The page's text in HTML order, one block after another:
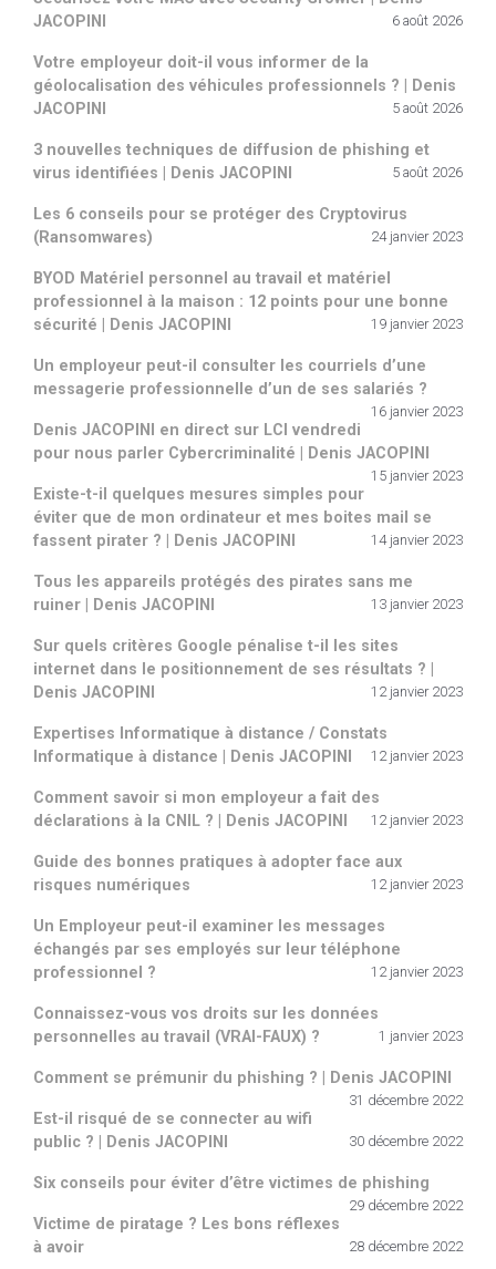
JACOPINI
6 août 2026
Votre employeur doit-il vous informer de la
géolocalisation des véhicules professionnels ? | Denis
JACOPINI
5 août 2026
3 nouvelles techniques de diffusion de phishing et
virus identifiées | Denis JACOPINI
5 août 2026
Les 6 conseils pour se protéger des Cryptovirus
(Ransomwares)
24 janvier 2023
BYOD Matériel personnel au travail et matériel
professionnel à la maison : 12 points pour une bonne
sécurité | Denis JACOPINI
19 janvier 2023
Un employeur peut-il consulter les courriels d’une
messagerie professionnelle d’un de ses salariés ?
16 janvier 2023
Denis JACOPINI en direct sur LCI vendredi
pour nous parler Cybercriminalité | Denis JACOPINI
15 janvier 2023
Existe-t-il quelques mesures simples pour
éviter que de mon ordinateur et mes boites mail se
fassent pirater ? | Denis JACOPINI
14 janvier 2023
Tous les appareils protégés des pirates sans me
ruiner | Denis JACOPINI
13 janvier 2023
Sur quels critères Google pénalise t-il les sites
internet dans le positionnement de ses résultats ? |
Denis JACOPINI
12 janvier 2023
Expertises Informatique à distance / Constats
Informatique à distance | Denis JACOPINI
12 janvier 2023
Comment savoir si mon employeur a fait des
déclarations à la CNIL ? | Denis JACOPINI
12 janvier 2023
Guide des bonnes pratiques à adopter face aux
risques numériques
12 janvier 2023
Un Employeur peut-il examiner les messages
échangés par ses employés sur leur téléphone
professionnel ?
12 janvier 2023
Connaissez-vous vos droits sur les données
personnelles au travail (VRAI-FAUX) ?
1 janvier 2023
Comment se prémunir du phishing ? | Denis JACOPINI
31 décembre 2022
Est-il risqué de se connecter au wifi
public ? | Denis JACOPINI
30 décembre 2022
Six conseils pour éviter d’être victimes de phishing
29 décembre 2022
Victime de piratage ? Les bons réflexes
à avoir
28 décembre 2022